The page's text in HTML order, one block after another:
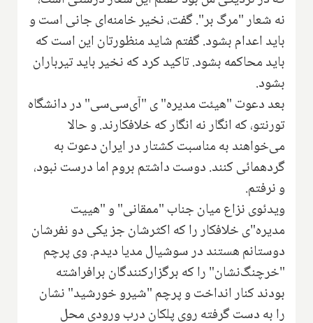
نه شعار "مرگ بر". گفت، نخیر خامنه‌ای جانی است و
باید اعدام بشود. گفتم شاید منظورتان این است که
باید محاکمه بشود. تاکید کرد که نخیر باید تیرباران
بشود.
بعد دعوت "هیئت مدیره" ی "آی‌سی‌سی" در دانشگاه
تورنتو، که انگار نه انگار که خلافکارند. و حالا
می‌خواهند به مناسبت کشتار در ایران دعوت به
گردهمائی کنند.‌ دوست داشتم بروم اما درست نبود،
و نرفتم.
ویدئوی نزاع میان جناب "ممقانی" و "هیيت
مدیره"ی خلافکار را که اکثرشان جز یکی دو نفرشان
دوستانم هستند در سوشیال مدیا دیدم. وی پرچم
"خرچنگ‌نشان" را که برگزارکنندگان برافراشته
بودند کنار انداخت و پرچم "شیرو خورشید" نشان
را به دست گرفته روی پلکان درب ورودی محل